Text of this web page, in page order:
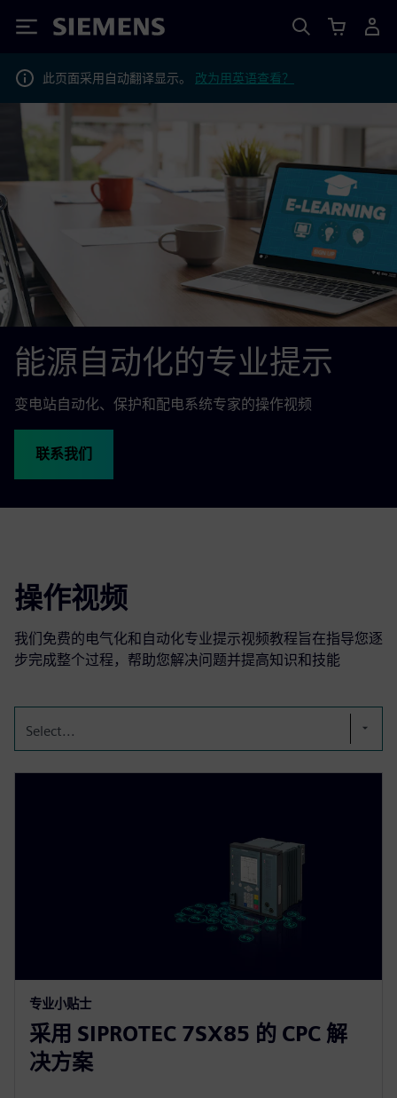
Siemens
此页面采用自动翻译显示。 改为用英语查看？
能源自动化的专业提示
变电站自动化、保护和配电系统专家的操作视频
联系我们
操作视频
我们免费的电气化和自动化专业提示视频教程旨在指导您逐
步完成整个过程，帮助您解决问题并提高知识和技能
Select...
专业小贴士
采用 SIPROTEC 7SX85 的 CPC 解
决方案